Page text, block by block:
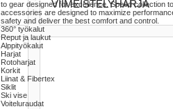
to gear designed for excellence. Speed collection
accessories are designed to maximize
safety and deliver the best comfort and control.
360° työkalut
Reput ja laukut
Alppityökalut
Harjat
Rotoharjat
Korkit
Liinat & Fibertex
Siklit
Ski vise
Voiteluraudat
VIIMEISTELYHARJA